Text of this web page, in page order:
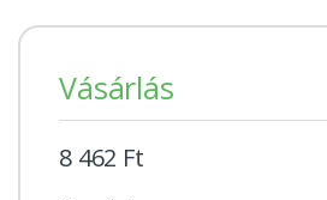
Vásárlás
8 462 Ft